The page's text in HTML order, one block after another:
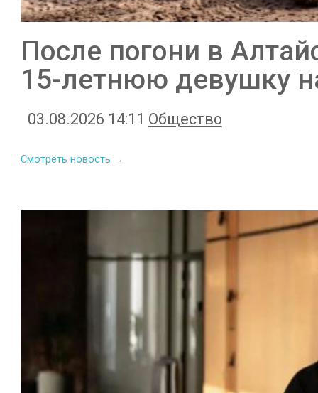
После погони в
15-летнюю девушку
03.08.2026 14:11 Общество
Смотреть новость →